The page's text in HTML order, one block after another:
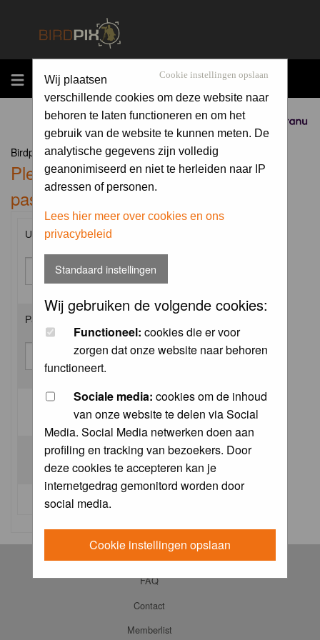
MENU
Sponsored by
Cookie instellingen opslaan
Wij plaatsen
verschillende cookies om deze website naar
behoren te laten functioneren en om het
gebruik van de website te kunnen meten. De
analytische gegevens zijn volledig
geanonimiseerd en niet te herleiden naar IP
adressen of personen.
Lees hier meer over cookies en ons
privacybeleid
Standaard instellingen
Wij gebruiken de volgende cookies:
Functioneel: cookies die er voor
zorgen dat onze website naar behoren
functioneert.
Sociale media: cookies om de inhoud
van onze website te delen via Social
Media. Social Media netwerken doen aan
profiling en tracking van bezoekers. Door
deze cookies te accepteren kan je
internetgedrag gemonitord worden door
social media.
Cookie instellingen opslaan
Birdpix.nl Forum Index
Please enter your username and
password to log in.
Username:
Password:
Log me on automatically each visit:
I forgot my password
FAQ
Contact
Memberlist